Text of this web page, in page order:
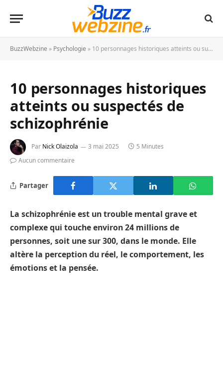
BuzzWebzine » Psychologie » 10 personnages historiques atteints ou suspectés de schizophrénie
10 personnages historiques
atteints ou suspectés de
schizophrénie
Par Nick Olaizola 3 mai 2025
5 Minutes
Aucun commentaire
Partager
La schizophrénie est un trouble mental grave et
complexe qui toucheenviron 24 millions de
personnes, soit une sur 300, dans le monde. Elle
altère la perception du réel, le comportement, les
émotions et la pensée.